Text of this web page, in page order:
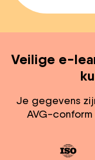
Veilige e-
Je gegevens
AVG-